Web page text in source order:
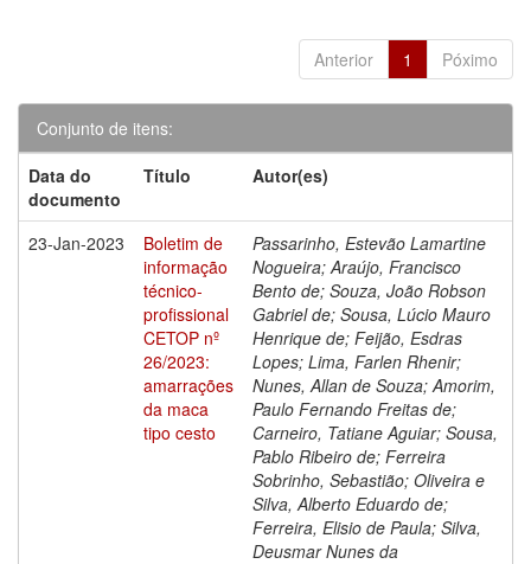
Anterior 1 Póximo
Conjunto de itens:
Data do
documento
Título Autor(es)
23-Jan-2023
Boletim de
informação
técnico-
profissional
CETOP nº
26/2023:
amarrações
da maca
tipo cesto
Passarinho, Estevão Lamartine
Nogueira; Araújo, Francisco
Bento de; Souza, João Robson
Gabriel de; Sousa, Lúcio Mauro
Henrique de; Feijão, Esdras
Lopes; Lima, Farlen Rhenir;
Nunes, Allan de Souza; Amorim,
Paulo Fernando Freitas de;
Carneiro, Tatiane Aguiar; Sousa,
Pablo Ribeiro de; Ferreira
Sobrinho, Sebastião; Oliveira e
Silva, Alberto Eduardo de;
Ferreira, Elisio de Paula; Silva,
Deusmar Nunes da